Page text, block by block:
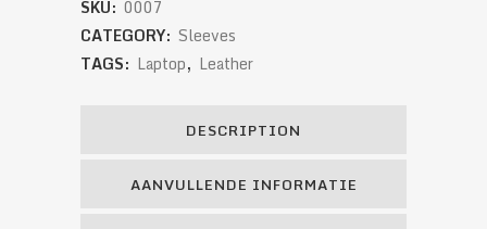
SKU: 0007
CATEGORY: Sleeves
TAGS: Laptop, Leather
DESCRIPTION
AANVULLENDE INFORMATIE